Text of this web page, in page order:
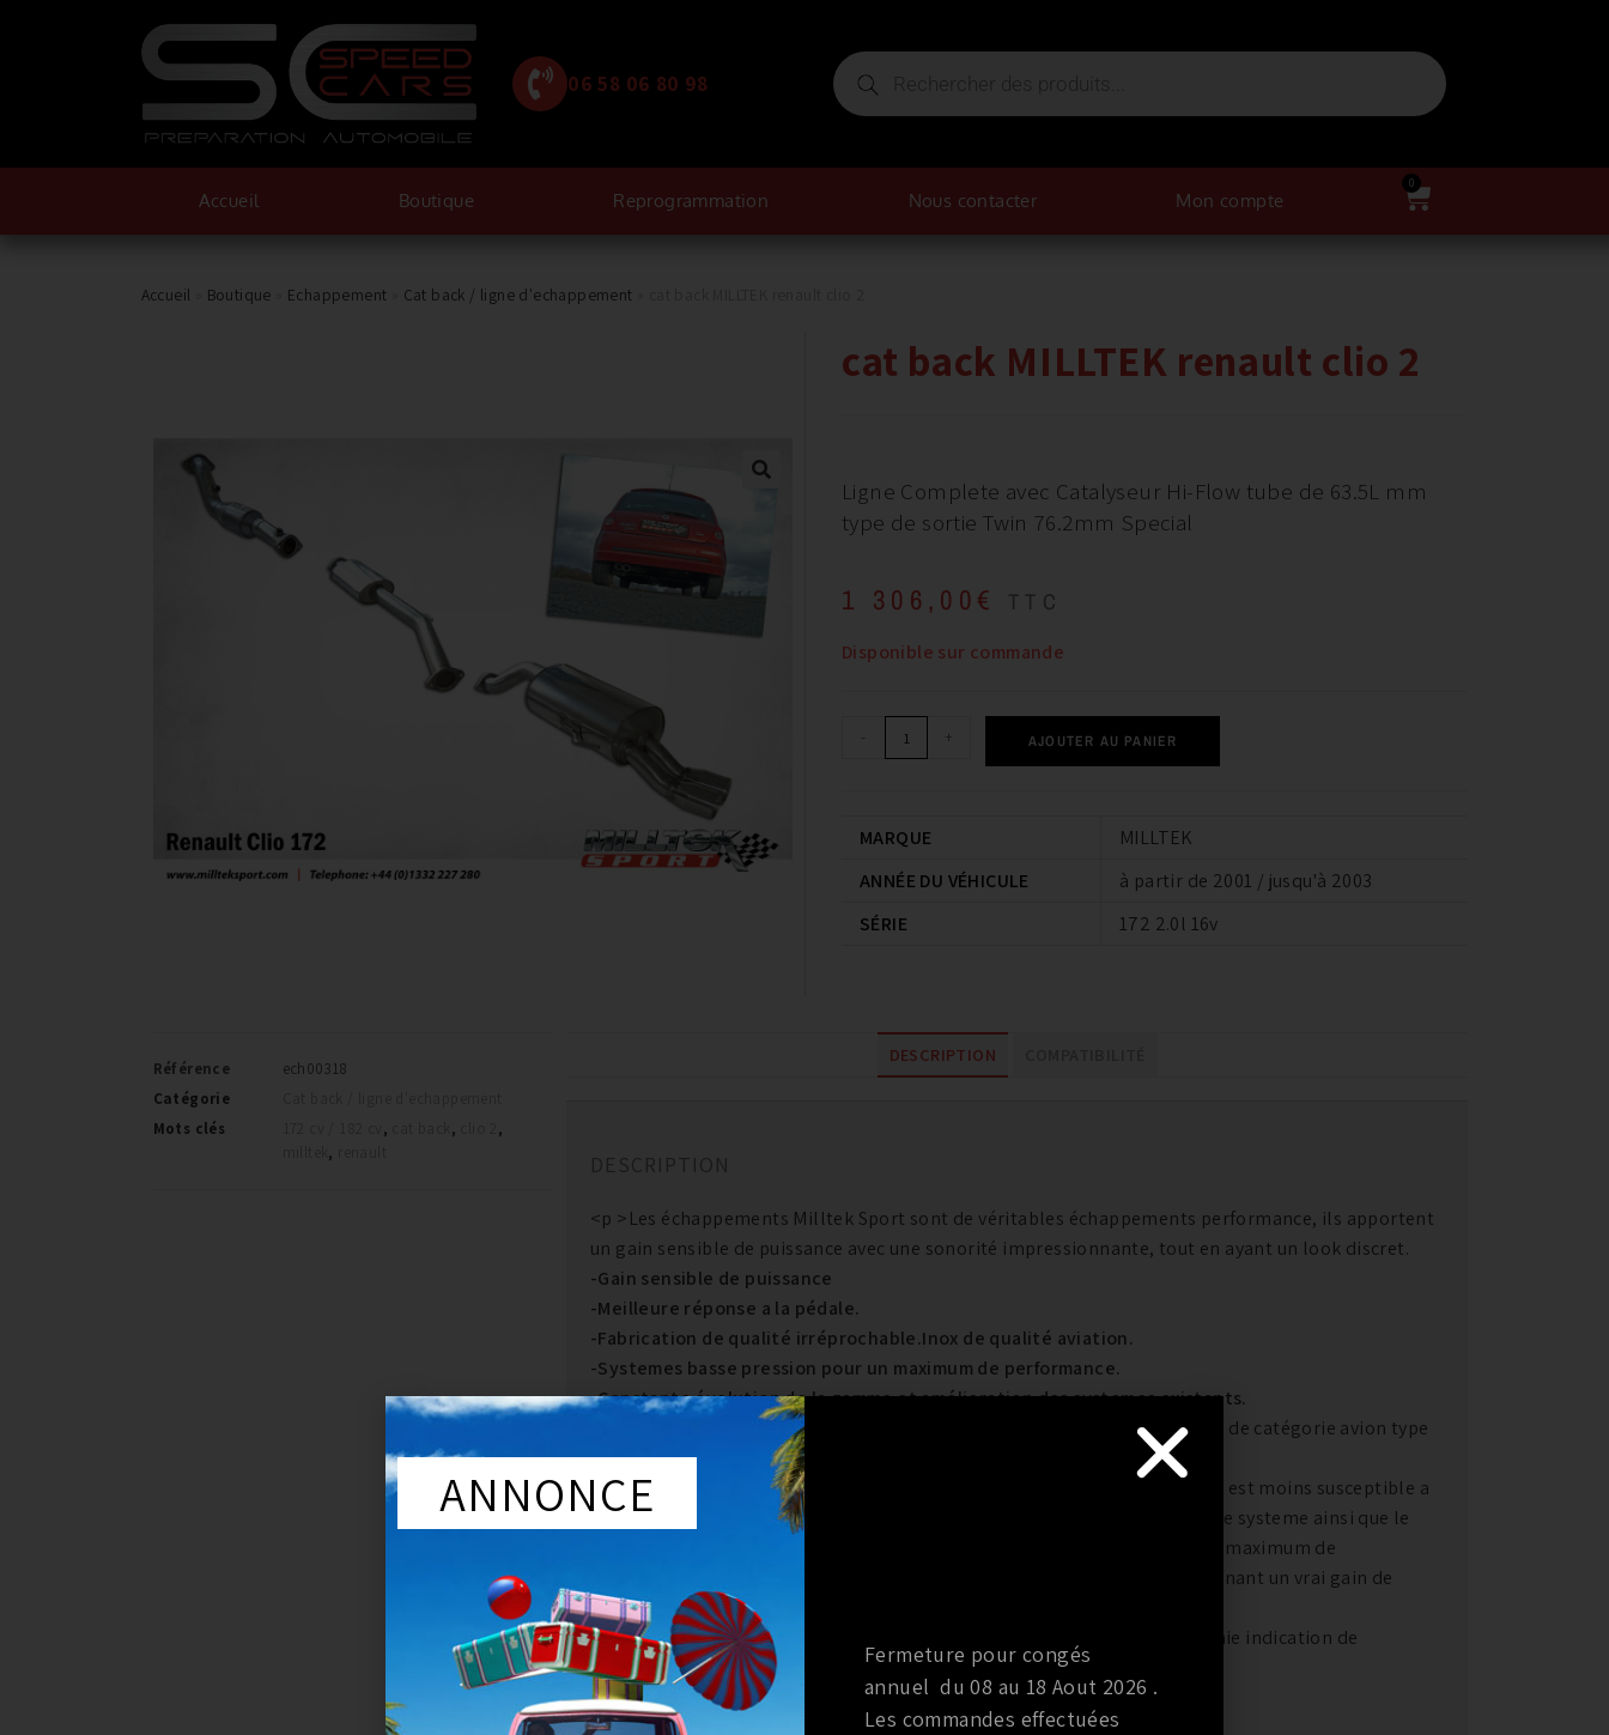
06 58 06 80 98
Accueil Boutique Reprogrammation Nous contacter Mon compte
0
Accueil Boutique Echappement Cat back / ligne d'echappement
cat back MILLTEK renault clio 2
Ligne Complete avec Catalyseur Hi-Flow tube de 63.5L mm
type de sortie Twin 76.2mm Special
1 306,00 € TTC
Disponible sur commande
- + AJOUTER AU PANIER
MARQUE
MILLTEK
ANNÉE DU VÉHICULE
à partir de 2001 / jusqu'à 2003
SÉRIE
172 2.0l 16v
Référence
ech00318
Catégorie
Mots clés
, ,
,
,
DESCRIPTION
DESCRIPTION
<p >Les échappements Milltek Sport sont de véritables échappements performance, ils apportent
un gain sensible de puissance avec une sonorité impressionnante, tout en ayant un look discret.
-Gain sensible de puissance
-Meilleure réponse a la pédale.
-Fabrication de qualité irréprochable.Inox de qualité aviation.
-Systemes basse pression pour un maximum de performance.
-Constante évolution de la gamme et amélioration des systemes existants.
Les échappements Milltek sont produits en acier inoxydable haute qualité de catégorie avion type
304.
Ce matériel est antimagnétique (Ce qui n est pas le cas de tous les inox) et est moins susceptible a
la décoloration. Cette qualité d’ acier inoxydable est employée pour tout le systeme ainsi que le
silencieux.Le diametre des systemes Milltek est augmenté pour assurer le maximum de
performance sans perte de couple.Milltek produit des échappements amenant un vrai gain de
performance contrairement a beaucoup de fabricants.
Le meilleur test restant bien sur le banc a rouleaux qui nous donne une vraie indication de
performance.
ANNONCE
Fermeture pour congés
annuel du 08 au 18 Aout 2026 .
Les commandes effectuées